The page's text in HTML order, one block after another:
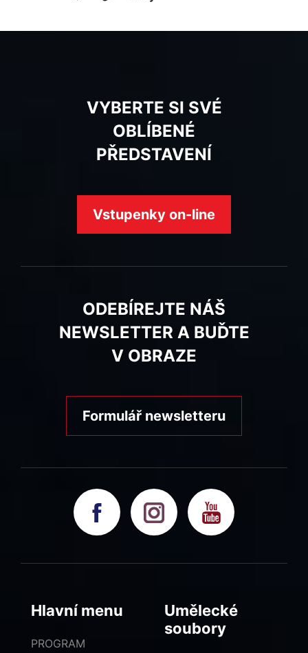
VYBERTE SI SVÉ
OBLÍBENÉ
PŘEDSTAVENÍ
Vstupenky on-line
ODEBÍREJTE NÁŠ
NEWSLETTER A BUĎTE
V OBRAZE
Formulář newsletteru
Hlavní menu
PROGRAM
Umělecké
soubory